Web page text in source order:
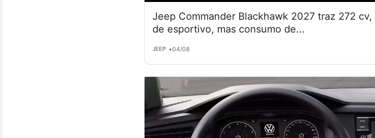
Jeep Commander Blackhawk 2027 traz 272
de esportivo, mas consumo de...
JEEP •04/08